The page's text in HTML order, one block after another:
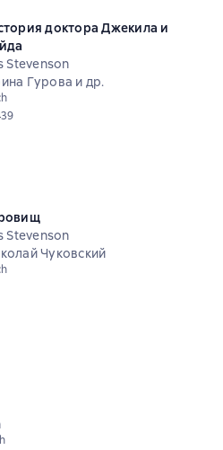
доктора Джекила и
Stevenson
Гурова и др.
рейтинг 4,4 на основе 39 оценок
39
Stevenson
Чуковский
рейтинг 0 на основе 0 оценок